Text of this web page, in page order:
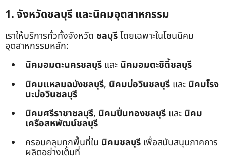
1. จังหวัดชลบุรี และนิคมอุตสาหกรรม
เราให้บริการทั่วทั้งจังหวัด ชลบุรีโดยเฉพาะในโซนนิคม
อุตสาหกรรมหลัก:
นิคมอมตะนครชลบุรี และ นิคมอมตะซิตี้ชลบุรี
นิคมแหลมฉบังชลบุรี, นิคมบ่อวินชลบุรี และ นิคมโรจ
นะบ่อวินชลบุรี
นิคมศรีราชาชลบุรี, นิคมปิ่นทองชลบุรี และ นิคม
เครือสหพัฒน์ชลบุรี
ครอบคลุมทุกพื้นที่ใน นิคมชลบุรี เพื่อสนับสนุนภาคการ
ผลิตอย่างเต็มที่